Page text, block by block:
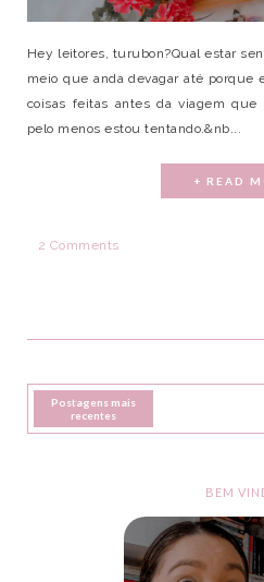
Hey leitores, turubon?Qual estar
meio que anda devagar até porque
coisas feitas antes da viagem
pelo menos estou tentando.&nb...
+ READ
2 Comments
Postagens mais
recentes
BEM